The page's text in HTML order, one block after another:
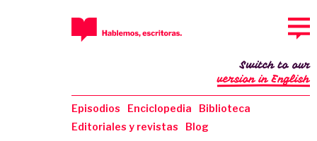
Episodios Enciclopedia
Biblioteca
Editoriales y revistas
Blog
Switch to our
version in English